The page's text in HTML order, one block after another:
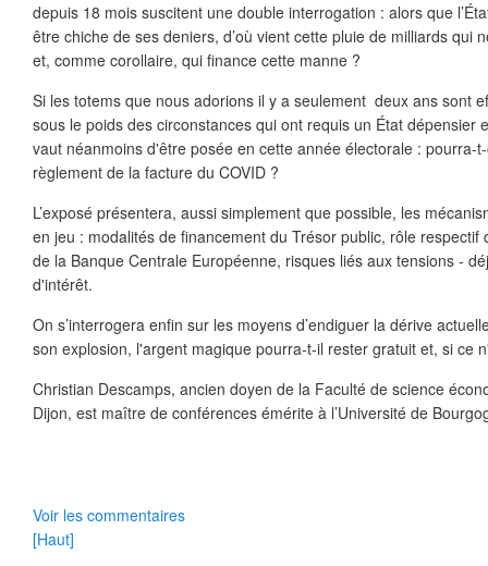
depuis 18 mois suscitent une double interrogation : alors que
être chiche de ses deniers, d’où vient cette pluie de milliards qui
et, comme corollaire, qui finance cette manne ?
Si les totems que nous adorions il y a seulement deux ans sont
sous le poids des circonstances qui ont requis un État dépensier
vaut néanmoins d'être posée en cette année électorale : pourra-
règlement de la facture du COVID ?
L’exposé présentera, aussi simplement que possible, les
en jeu : modalités de financement du Trésor public, rôle respectif
de la Banque Centrale Européenne, risques liés aux tensions -
d'intérêt.
On s’interrogera enfin sur les moyens d’endiguer la dérive
son explosion, l'argent magique pourra-t-il rester gratuit et, si ce
Christian Descamps, ancien doyen de la Faculté de science
Dijon, est maître de conférences émérite à l’Université de
Voir les commentaires
[Haut]